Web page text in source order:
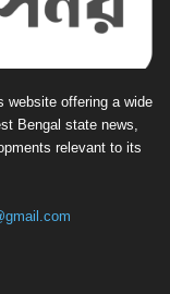
website offering a wide
Bengal state news,
relevant to its